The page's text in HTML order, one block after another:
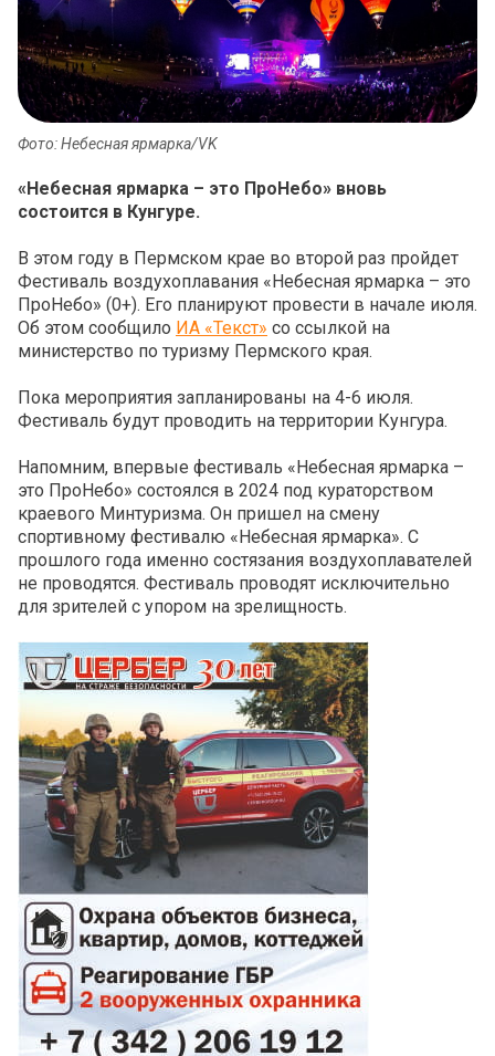
Фото: Небесная ярмарка/VK
«Небесная ярмарка – это ПроНебо» вновь
состоится в Кунгуре.
В этом году в Пермском крае во второй раз пройдет
Фестиваль воздухоплавания «Небесная ярмарка – это
ПроНебо» (0+). Его планируют провести в начале июля.
Об этом сообщило ИА «Текст» со ссылкой на
министерство по туризму Пермского края.
Пока мероприятия запланированы на 4-6 июля.
Фестиваль будут проводить на территории Кунгура.
Напомним, впервые фестиваль «Небесная ярмарка –
это ПроНебо» состоялся в 2024 под кураторством
краевого Минтуризма. Он пришел на смену
спортивному фестивалю «Небесная ярмарка». С
прошлого года именно состязания воздухоплавателей
не проводятся. Фестиваль проводят исключительно
для зрителей с упором на зрелищность.